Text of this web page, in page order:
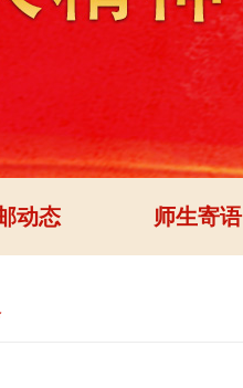
动态 师生寄语